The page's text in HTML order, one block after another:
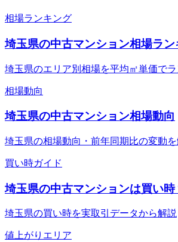
相場ランキング
埼玉県の中古マンション相場ラン
埼玉県のエリア別相場を平均㎡単価で
相場動向
埼玉県の中古マンション相場動向
埼玉県の相場動向・前年同期比の変動を
買い時ガイド
埼玉県の中古マンションは買い
埼玉県の買い時を実取引データから解説
値上がりエリア